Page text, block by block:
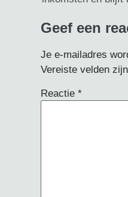
Geef een
Je e-mailadres
Vereiste velden
Reactie*